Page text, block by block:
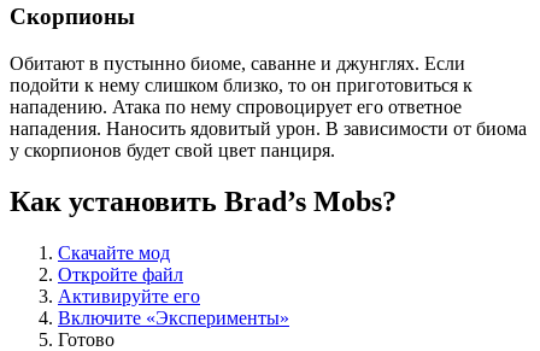
Скорпионы
Обитают в пустынно биоме, саванне и джунглях. Если
подойти к нему слишком близко, то он приготовиться к
нападению. Атака по нему спровоцирует его ответное
нападения. Наносить ядовитый урон. В зависимости от биома
у скорпионов будет свой цвет панциря.
Как установить Brad’s Mobs?
Скачайте мод
Откройте файл
Активируйте его
Включите «Эксперименты»
Готово